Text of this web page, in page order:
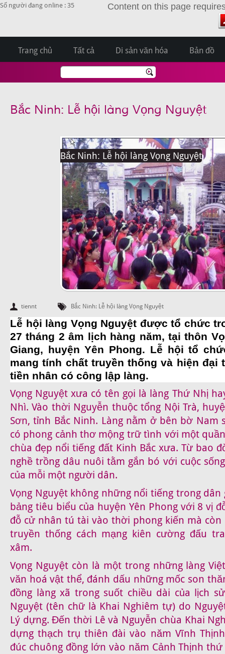
Số người đang online : 35 Content on this page
Trang chủ Tất cả Di sản văn hóa Bản đồ
Bắc Ninh: Lễ hội làng Vọng Nguyệt
Bắc Ninh: Lễ hội làng Vọng Nguyệt
tiennt Bắc Ninh: Lễ hội làng Vọng Nguyệt
Lễ hội làng Vọng Nguyệt được tổ chức
27 tháng 2 âm lịch hàng năm, tại thôn
Giang, huyện Yên Phong. Lễ hội tổ
mang tính chất truyền thống và hiện đại
tiền nhân có công lập làng.
Vọng Nguyệt xưa có tên gọi là làng Thứ Nhị
Nhì. Vào thời Nguyễn thuộc tổng Nội Trà,
Sơn, tỉnh Bắc Ninh. Làng nằm ở bên bờ Nam
có phong cảnh thơ mộng trữ tình với một
chùa đẹp nổi tiếng đất Kinh Bắc xưa. Từ bao
nghề trồng dâu nuôi tằm gắn bó với cuộc
của mỗi một người dân.
Vọng Nguyệt không những nổi tiếng trong dân
bảng tiêu biểu của huyện Yên Phong với 8 vị
đỗ cử nhân tú tài vào thời phong kiến mà còn
truyền thống cách mạng kiên cường đấu
xâm.
Vọng Nguyệt còn là một trong những làng
văn hoá vật thể, đánh dấu những mốc son
đồng làng xã trong suốt chiều dài của lịch
Nguyệt (tên chữ là Khai Nghiêm tự) do
Lý dựng. Đến thời Lê và Nguyễn chùa Khai
dựng thạch trụ thiên đài vào năm Vĩnh
đúc chuông đồng lớn vào năm Cảnh Thịnh